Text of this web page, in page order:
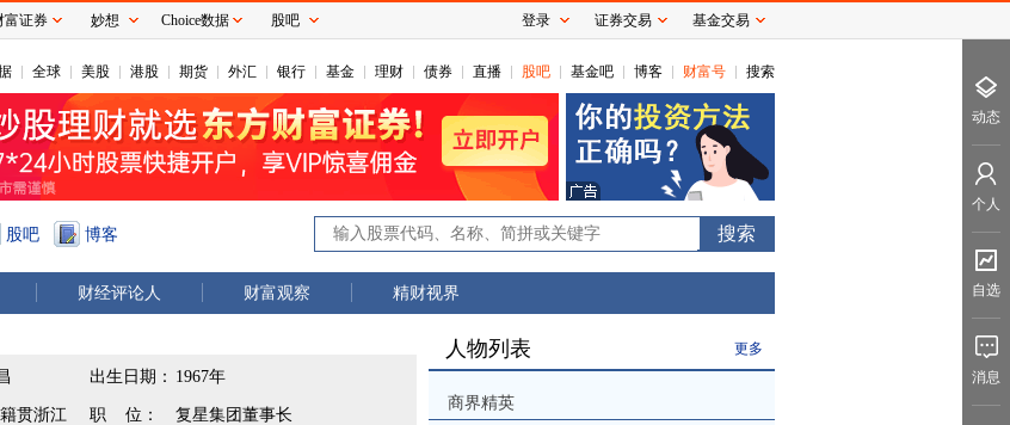
全球 美股 港股 期货 外汇 银行 基金 理财 债券 直播 股吧 基金吧 博客 财富号 搜索
股吧 博客
财经评论人 财富观察 精财视界
出生日期： 1967年
贯浙江 职 位： 复星集团董事长
人物列表 更多
商界精英
富证券 妙想 Choice数据 股吧 登录 证券交易 基金交易
动态
个人
自选
消息